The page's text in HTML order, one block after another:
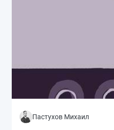
Пастухов Михаил